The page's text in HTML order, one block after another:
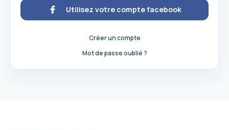
Utilisez votre compte facebook
Créer un compte
Mot de passe oublié ?